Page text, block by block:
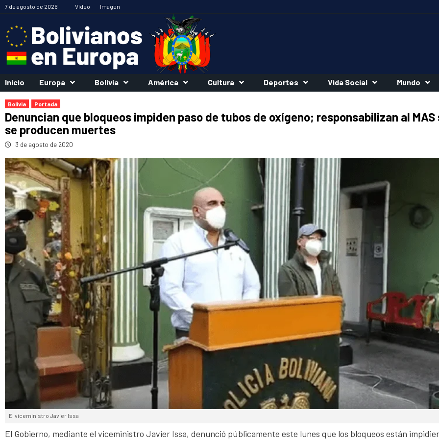
Saltar
contenido
7 de agosto de 2026 Vídeo Imagen
Inicio Europa Bolivia América Cultura Deportes Vida Social Mundo
Bolivia Portada
Denuncian que bloqueos impiden paso de tubos de oxígeno; responsabilizan al MAS
se producen muertes
3 de agosto de 2020
El viceministro Javier Issa
El Gobierno, mediante el viceministro Javier Issa, denunció públicamente este lunes que los bloqueos están